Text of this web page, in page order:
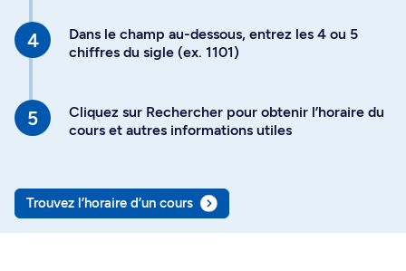
Dans le champ au-dessous, entrez les 4 ou 5
chiffres du sigle (ex. 1101)
Cliquez sur Rechercher pour obtenir l’horaire du
cours et autres informations utiles
Trouvez l’horaire d’un cours